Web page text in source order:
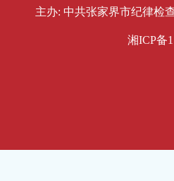
主办: 中共张家界市纪律检
湘ICP备